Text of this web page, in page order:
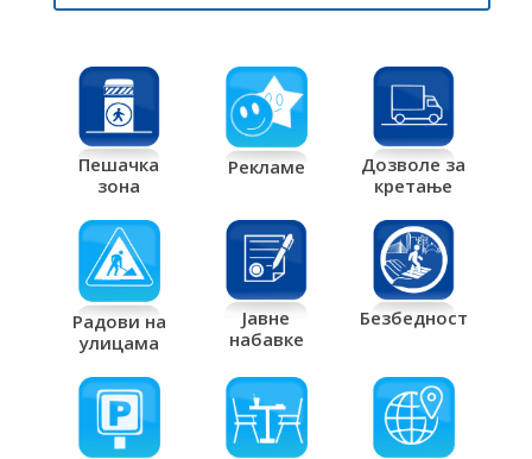
Пешачка
зона
Рекламе
Дозволе за
кретање
Радови на
улицама
Јавне
набавке
Безбедност